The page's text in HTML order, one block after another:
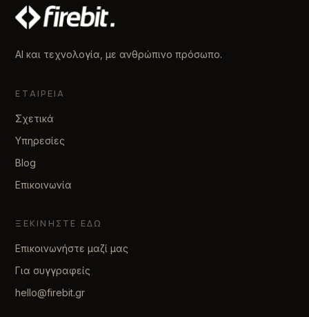
AI και τεχνολογία, με ανθρώπινο πρόσωπο.
ΕΤΑΙΡΕΊΑ
Σχετικά
Υπηρεσίες
Blog
Επικοινωνία
ΞΕΚΙΝΉΣΤΕ ΕΔΏ
Επικοινωνήστε μαζί μας
Για συγγραφείς
hello@firebit.gr